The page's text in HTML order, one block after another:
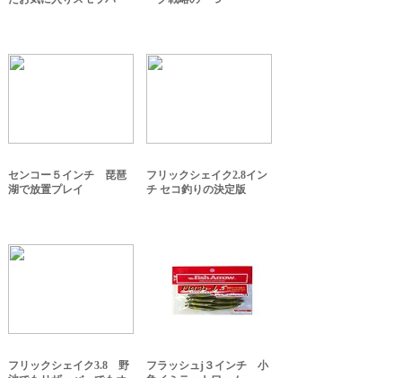
センコー５インチ 琵琶
湖で放置プレイ
フリックシェイク2.8イン
チ セコ釣りの決定版
フリックシェイク3.8 野
フラッシュj３インチ 小